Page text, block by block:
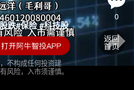
0
跌#保险 #科技股
不构成任何投资建
风险，入市须谨慎。